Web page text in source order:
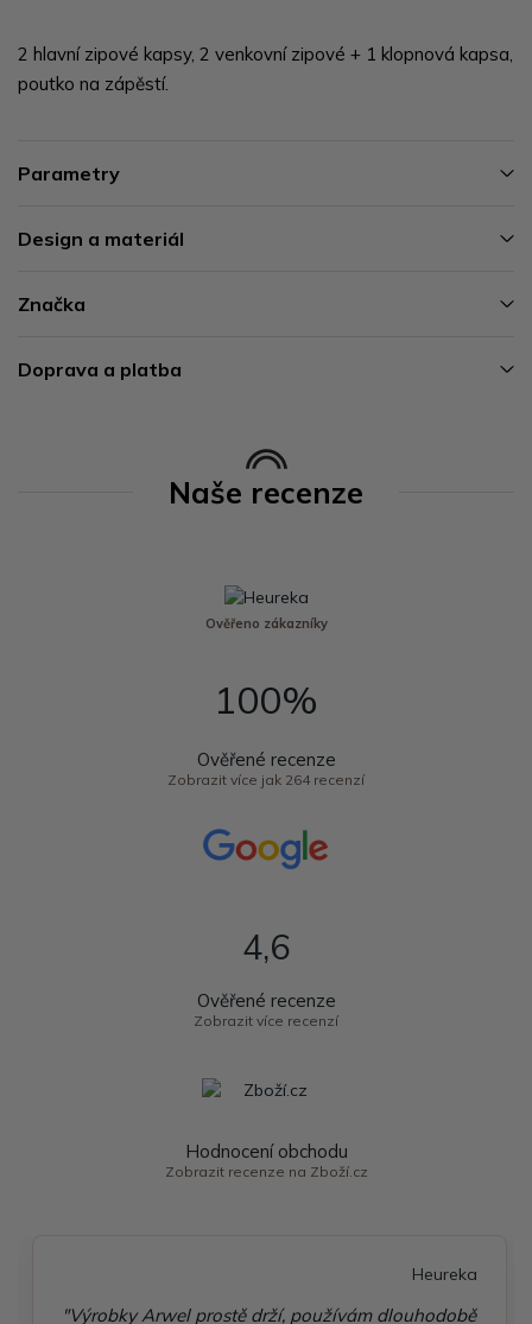
2 hlavní zipové kapsy, 2 venkovní zipové + 1 klopnová kapsa,
poutko na zápěstí.
Parametry
Design a materiál
Značka
Doprava a platba
Naše recenze
Ověřeno zákazníky
100%
Ověřené recenze
Zobrazit více jak 264 recenzí
4,6
Ověřené recenze
Zobrazit více recenzí
Hodnocení obchodu
Zobrazit recenze na Zboží.cz
Heureka
"Výrobky Arwel prostě drží, používám dlouhodobě